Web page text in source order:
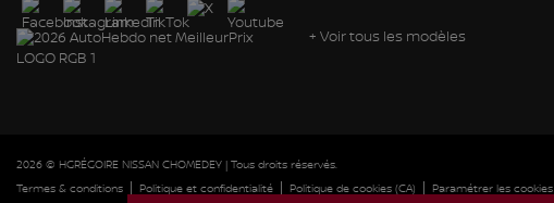
+ Voir tous les modèles
2026 © HGRÉGOIRE NISSAN CHOMEDEY | Tous droits réservés.
Termes & conditions | Politique et confidentialité | Politique de cookies (CA) | Paramétrer les cookies